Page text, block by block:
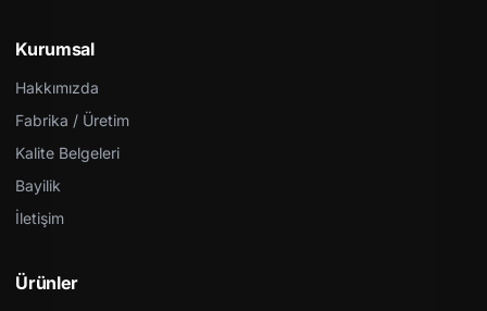
Kurumsal
Hakkımızda
Fabrika / Üretim
Kalite Belgeleri
Bayilik
İletişim
Ürünler